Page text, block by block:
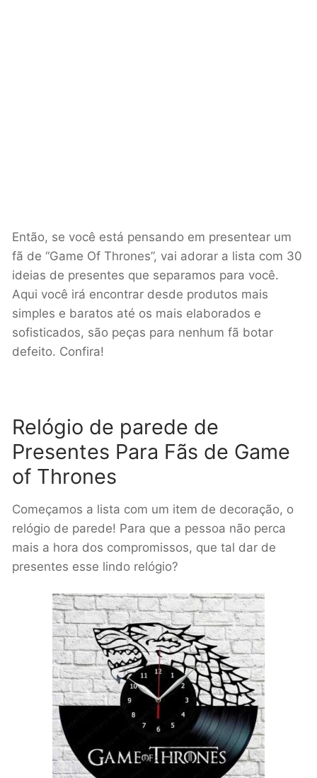
Então, se você está pensando em presentear um
fã de “Game Of Thrones”, vai adorar a lista com 30
ideias de presentes que separamos para você.
Aqui você irá encontrar desde produtos mais
simples e baratos até os mais elaborados e
sofisticados, são peças para nenhum fã botar
defeito. Confira!
Relógio de parede de
Presentes Para Fãs de Game
of Thrones
Começamos a lista com um item de decoração, o
relógio de parede! Para que a pessoa não perca
mais a hora dos compromissos, que tal dar de
presentes esse lindo relógio?